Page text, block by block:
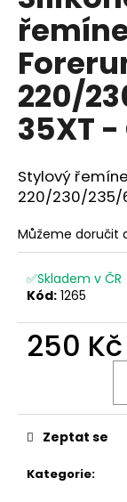
4,8
5
hvězdiček.
220/
35XT
Stylový
220/230/235/
Můžeme doručit
✅Skladem v ČR
Kód: 1265
250 Kč
Kategorie:
Zeptat se
a
j
í
t
?
D
o
p
o
u
m